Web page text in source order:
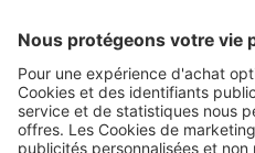
À propos de nous
L'entreprise
Service